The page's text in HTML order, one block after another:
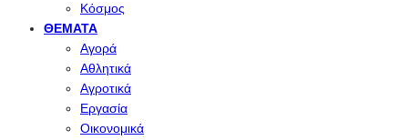
Κόσμος
ΘΈΜΑΤΑ
Αγορά
Αθλητικά
Αγροτικά
Εργασία
Οικονομικά